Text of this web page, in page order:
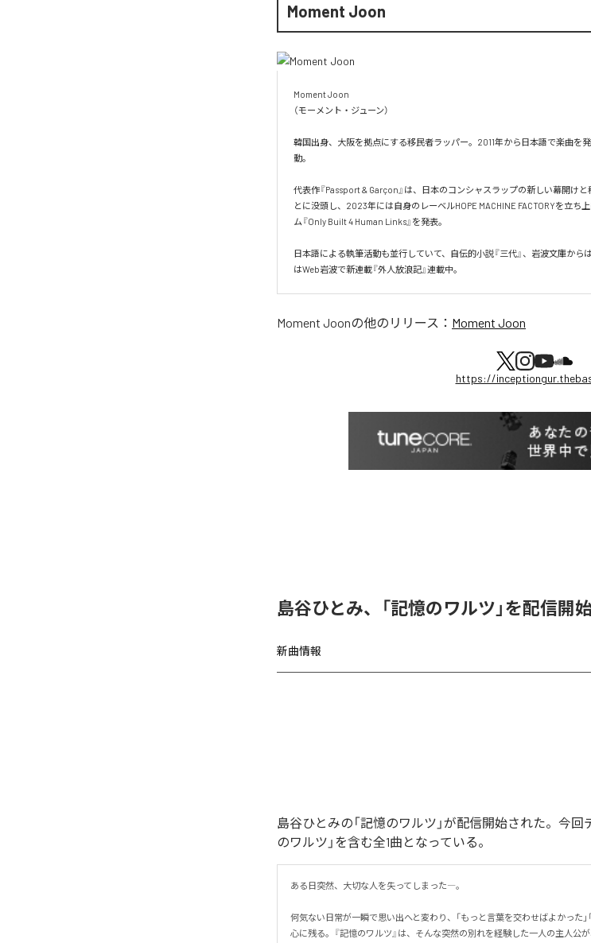
Moment Joon
Moment Joon
（モーメント・ジューン）
韓国出身、大阪を拠点にする移民者ラッパー。2011年から日本語で楽曲を
動。
代表作『Passport & Garçon』は、日本のコンシャスラップの新しい幕開けと
とに没頭し、2023年には自身のレーベルHOPE MACHINE FACTORYを立
ム『Only Built 4 Human Links』を発表。
日本語による執筆活動も並行していて、自伝的小説『三代』、岩波文庫から
はWeb岩波で新連載『外人放浪記』連載中。
Moment Joonの他のリリース： Moment Joon
https://
島谷ひとみ、「記憶のワルツ」を配信開
新曲情報
島谷ひとみの「記憶のワルツ」が配信開始された。今
のワルツ」を含む全1曲となっている。
ある日突然、大切な人を失ってしまった―。
何気ない日常が一瞬で思い出へと変わり、「もっと言葉を交わせばよかった
心に残る。『記憶のワルツ』は、そんな突然の別れを経験した一人の主人公